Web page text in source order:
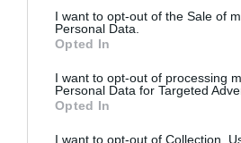
consent section.
I want to opt-out of the Sale of
Personal Data.
Opted In
I want to opt-out of processing
Personal Data for Targeted
Opted In
I want to opt-out of Collection,